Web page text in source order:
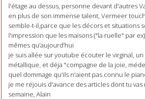
l'étage au dessus, personne devant d'autres
en plus de son immense talent, Vermeer
semble-t-il,parce que les décors et situations
l'impression que les maisons ("la ruelle" par
mêmes qu’aujourd’hui
je suis allée sur youtube écouter le virginal,
métallique, et déja "compagne de la joie,
quel dommage qu'ils n'aient pas connu le
je me réjouis d'avance des articles dont tu
semaine, Alain